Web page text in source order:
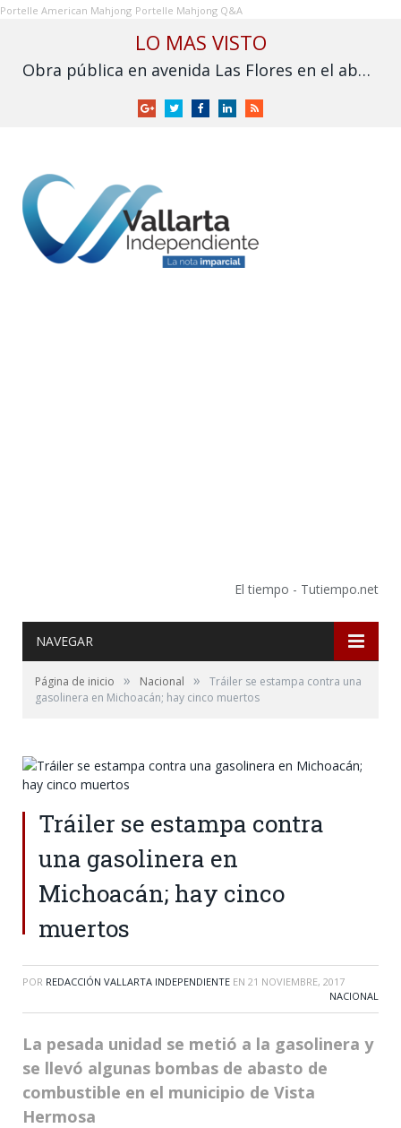
Portelle American Mahjong Portelle Mahjong Q&A
LO MAS VISTO
Obra pública en avenida Las Flores en el abandono
GoogleTwitterFacebookLinkedInRSS
El tiempo - Tutiempo.net
NAVEGAR
Página de inicio » Nacional »
Tráiler se estampa contra una
gasolinera en Michoacán; hay cinco muertos
Tráiler se estampa contra
una gasolinera en
Michoacán; hay cinco
muertos
POR REDACCIÓN VALLARTA INDEPENDIENTE EN 21 NOVIEMBRE, 2017
NACIONAL
La pesada unidad se metió a la gasolinera y
se llevó algunas bombas de abasto de
combustible en el municipio de Vista
Hermosa